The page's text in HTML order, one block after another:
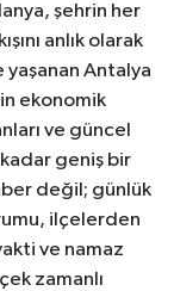
şehrin her
anlık olarak
yaşanan Antalya
ekonomik
ve güncel
geniş bir
değil; günlük
ilçelerden
ve namaz
zamanlı